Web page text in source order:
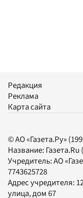
Редакция
Реклама
Карта сайта
© АО «Газета.Ру»
Название: Газета.Ru
Учредитель:АО
7743625728
Адрес учредителя:
улица, дом 67